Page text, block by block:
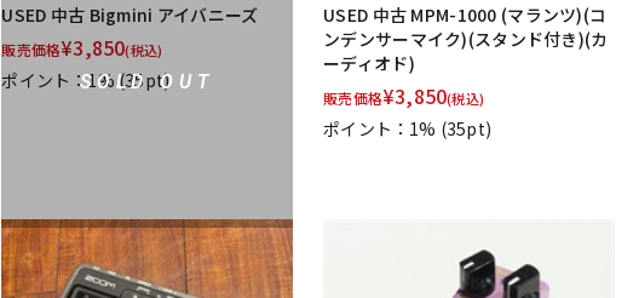
SOLD OUT
USED 中古 Bigmini アイバニーズ
販売価格¥3,850(税込)
ポイント：1%(35pt)
USED 中古 MPM-1000 (マランツ)(コ
ンデンサーマイク)(スタンド付き)(カ
ーディオド)
販売価格¥3,850(税込)
ポイント：1% (35pt)